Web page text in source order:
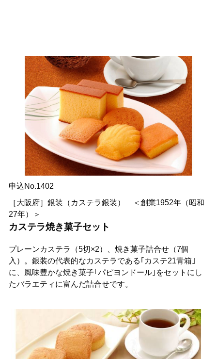
申込No.1402
［大阪府］銀装（カステラ銀装） ＜創業1952年（昭和
27年）＞
カステラ焼き菓子セット
プレーンカステラ（5切×2）、焼き菓子詰合せ（7個
入）。銀装の代表的なカステラである｢カステ21青箱｣
に、風味豊かな焼き菓子｢パピヨンドール｣をセットにし
たバラエティに富んだ詰合せです。